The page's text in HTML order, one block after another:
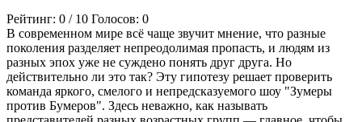
Рейтинг: 0 / 10 Голосов: 0
В современном мире всё чаще звучит мнение, что разные
поколения разделяет непреодолимая пропасть, и людям из
разных эпох уже не суждено понять друг друга. Но
действительно ли это так? Эту гипотезу решает проверить
команда яркого, смелого и непредсказуемого шоу "Зумеры
против Бумеров". Здесь неважно, как называть